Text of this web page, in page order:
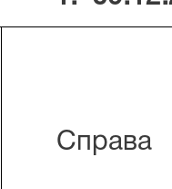
Справа